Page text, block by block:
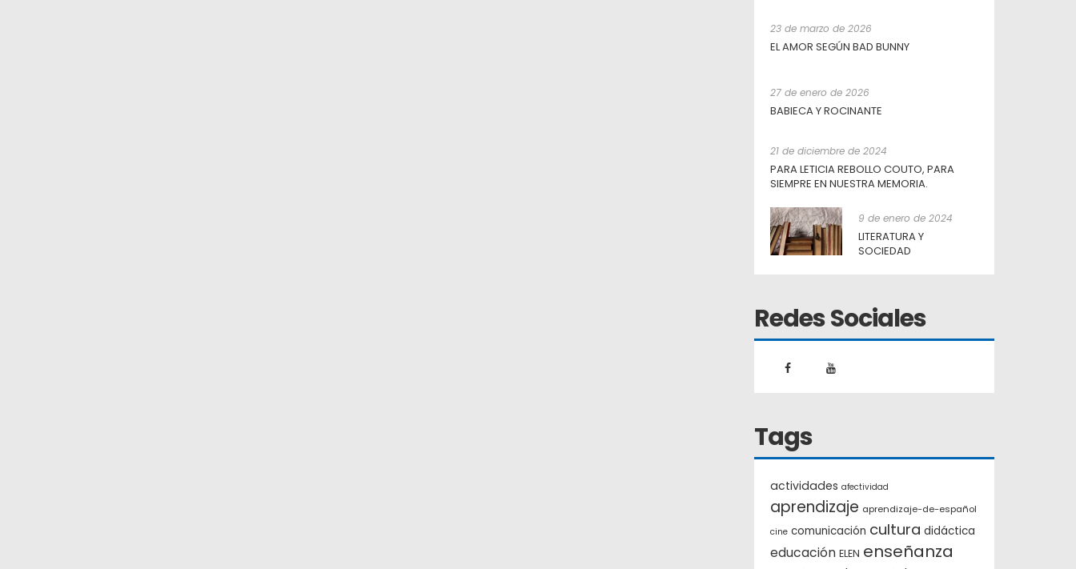
23 de marzo de 2026
EL AMOR SEGÚN BAD BUNNY
27 de enero de 2026
BABIECA Y ROCINANTE
21 de diciembre de 2024
PARA LETICIA REBOLLO COUTO, PARA
SIEMPRE EN NUESTRA MEMORIA.
9 de enero de 2024
LITERATURA Y
SOCIEDAD
Redes Sociales
Tags
actividades afectividad
aprendizaje aprendizaje-de-español
cine comunicación cultura didáctica
educación ELEN enseñanza